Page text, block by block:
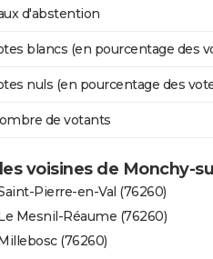
d'abstention
blancs (en pourcentage des
nuls (en pourcentage des
de votants
voisines de Monchy-
Pierre-en-Val (76260)
Mesnil-Réaume (76260)
(76260)